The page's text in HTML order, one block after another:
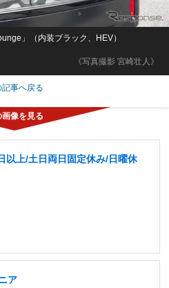
《写真撮影 宮崎壮人》
」（内装ブラック、HEV）
記事へ戻る
以上/土日両日固定休み/日曜休
ア